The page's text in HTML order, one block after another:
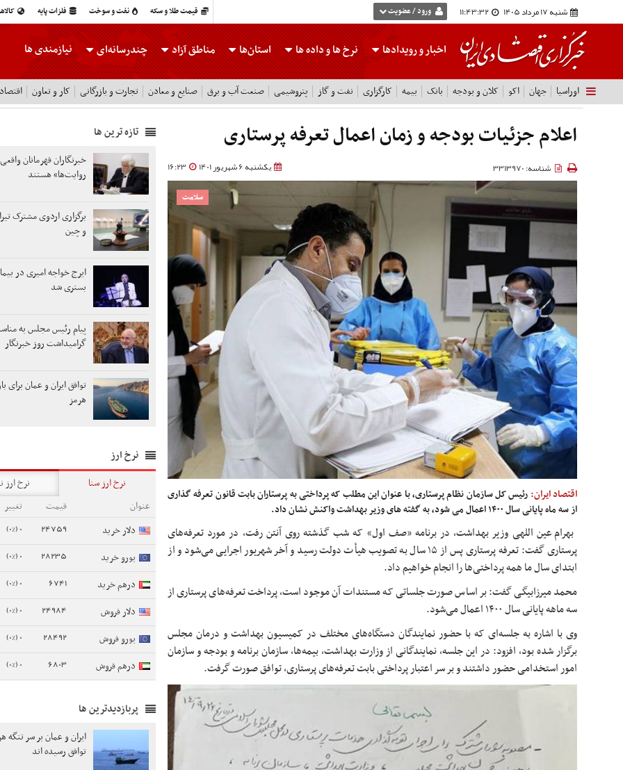
قیمت طلا و سکه نفت و سوخت فلزات پایه شنبه 17 مرداد 1405 11:43:34 ورود / عضویت
اخبار و رویدادها نرخ هاو داده ها استان‌ها مناطق آزاد چندرسانه‌ای نیازمندی ها
اوراسیا جهان اکو کلان و بودجه بانک بیمه کارگزاری نفت و گاز پتروشیمی صنعت آب و برق صنایع و معادن تجارت و بازرگانی کار و تعاون
اعلام جزئیات بودجه و زمان اعمال تعرفه پرستاری
یکشنبه 6 شهریور 1401 16:23 شناسه: 3313970
سلامت
اقتصاد ایران: رئیس کل سازمان نظام پرستاری، با عنوان این مطلب که پرداختی به پرستاران بابت قانون تعرفه گذاری
از سه ماه پایانی سال ۱۴۰۰ اعمال می شود، به گفته های وزیر بهداشت واکنش نشان داد.
بهرام عین اللهی وزیر بهداشت، در برنامه «صف اول» که شب گذشته روی آنتن رفت، در مورد تعرفه‌های
پرستاری گفت: تعرفه پرستاری پس از ۱۵ سال به تصویب هیأت دولت رسید و آخر شهریور اجرایی می‌شود و از
ابتدای سال ما همه پرداختی‌ها را انجام خواهیم داد.
محمد میرزابیگی گفت: بر اساس صورت جلساتی که مستندات آن موجود است، پرداخت تعرفه‌های پرستاری از
سه ماهه پایانی سال ۱۴۰۰ اعمال می‌شود.
وی با اشاره به جلسه‌ای که با حضور نمایندگان دستگاه‌های مختلف در کمیسیون بهداشت و درمان مجلس
برگزار شده بود، افزود: در این جلسه، نمایندگانی از وزارت بهداشت، بیمه‌ها، سازمان برنامه و بودجه و سازمان
امور استخدامی حضور داشتند و بر سر اعتبار پرداختی بابت تعرفه‌های پرستاری، توافق صورت گرفت.
تازه ترین ها
خبرنگاران قهرمانان
روایت‌ها» هستند
برگزاری اردوی مشترک
و چین
ایرج خواجه امیری در
بستری شد
پیام رئیس مجلس به
گرامیداشت روز خبرنگار
توافق ایران و عمان برای
هرمز
نرخ ارز
نرخ ارز سنا
نرخ ارز
عنوان
قیمت
تغییر
دلار خرید
24759
0 (0%)
یورو خرید 28235
0 (0%)
درهم خرید 6741
0 (0%)
دلار فروش 24984
0 (0%)
یورو فروش 28492
0 (0%)
درهم فروش 6803
0 (0%)
پربازدیدترین ها
ایران و عمان بر سر تنگه
توافق رسیده اند